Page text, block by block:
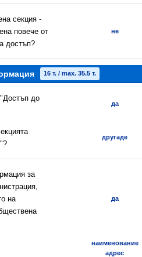
секция -
повече от
достъп?
не
16 т. / max. 35.5 т.
до
да
другаде
за
на
да
наименование
адрес